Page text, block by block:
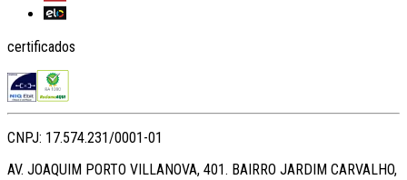
certificados
CNPJ: 17.574.231/0001-01
AV. JOAQUIM PORTO VILLANOVA, 401. BAIRRO JARDIM CARVALHO,